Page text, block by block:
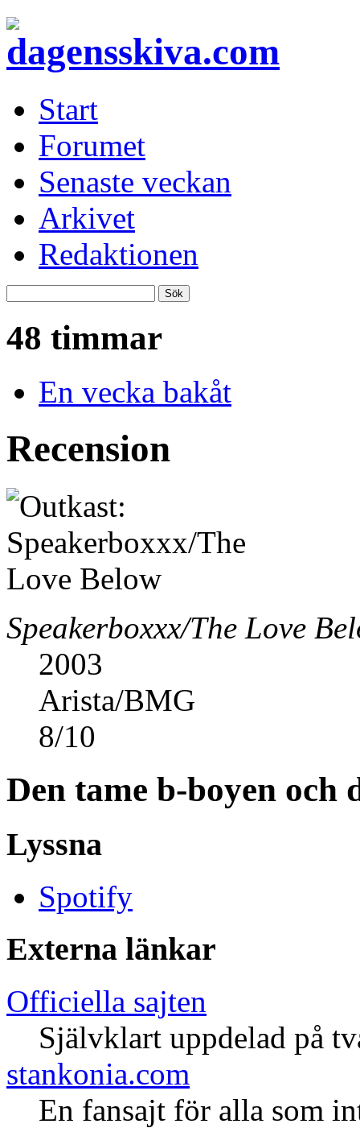
Start
Forumet
Senaste veckan
Arkivet
Redaktionen
48 timmar
En vecka bakåt
Recension
Speakerboxxx/The Love
2003
Arista/BMG
8/10
Den tame b-boyen och
Lyssna
Spotify
Externa länkar
Officiella sajten
Självklart uppdelad på
stankonia.com
En fansajt för alla som